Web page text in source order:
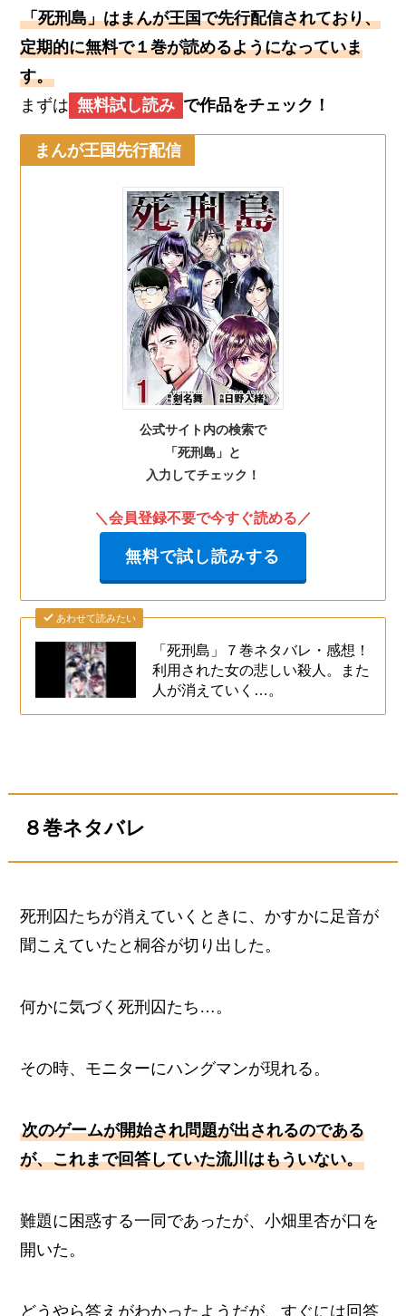
「死刑島」はまんが王国で先行配信されており、
定期的に無料で１巻が読めるようになっていま
す。
まずは 無料試し読み で作品をチェック！
まんが王国先行配信
公式サイト内の検索で
「死刑島」と
入力してチェック！
＼会員登録不要で今すぐ読める／
無料で試し読みする
あわせて読みたい
「死刑島」７巻ネタバレ・感想！
利用された女の悲しい殺人。また
人が消えていく…。
８巻ネタバレ
死刑囚たちが消えていくときに、かすかに足音が
聞こえていたと桐谷が切り出した。
何かに気づく死刑囚たち…。
その時、モニターにハングマンが現れる。
次のゲームが開始され問題が出されるのである
が、これまで回答していた流川はもういない。
難題に困惑する一同であったが、小畑里杏が口を
開いた。
どうやら答えがわかったようだが、すぐには回答